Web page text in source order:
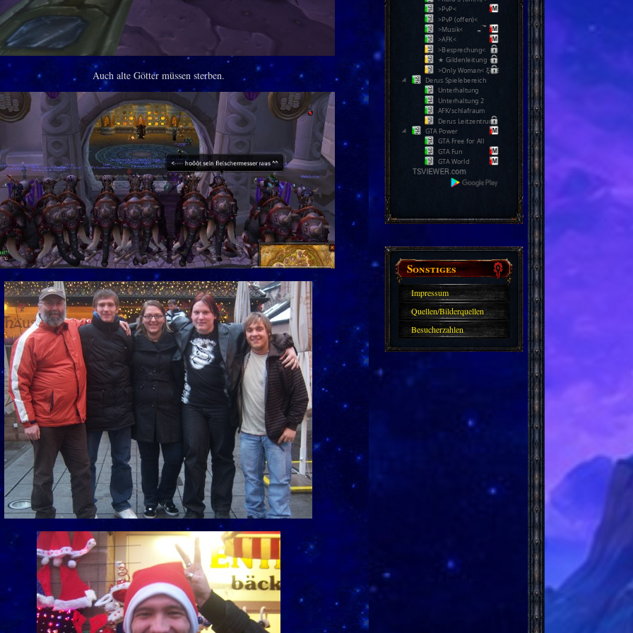
>PvP<
>PvP (offen)<
>Musik<
>AFK<
>Besprechung<
★ Gildenleitung ★
>Only Woman< Ƹ̵̡Ӝ̵̨̄Ʒ
Derus Spielebereich
Unterhaltung
Unterhaltung 2
AFK/schlafraum
Derus Leitzentrum
GTA Power
GTA Free for All
GTA Fun
GTA World
Sonstiges
Impressum
Quellen/Bilderquellen
Besucherzahlen
Auch alte Götter müssen sterben.